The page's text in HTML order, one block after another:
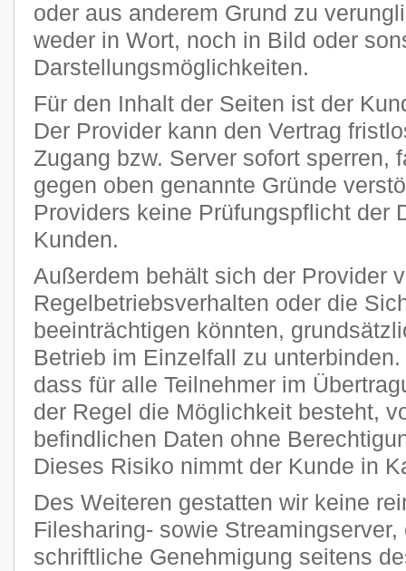
oder aus anderem Grund zu
weder in Wort, noch in Bild oder
Darstellungsmöglichkeiten.
Für den Inhalt der Seiten ist der
Der Provider kann den Vertrag
Zugang bzw. Server sofort sperren,
gegen oben genannte Gründe
Providers keine Prüfungspflicht der
Kunden.
Außerdem behält sich der Provider
Regelbetriebsverhalten oder die
beeinträchtigen könnten,
Betrieb im Einzelfall zu
dass für alle Teilnehmer im
der Regel die Möglichkeit besteht,
befindlichen Daten ohne
Dieses Risiko nimmt der Kunde in
Des Weiteren gestatten wir keine
Filesharing- sowie
schriftliche Genehmigung seitens